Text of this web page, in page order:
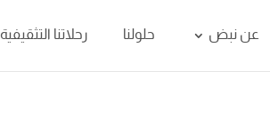
عن نبض حلولنا رحلاتنا التثقيفية